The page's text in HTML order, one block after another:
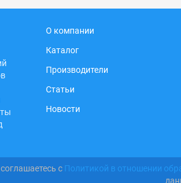
О компании
Каталог
Производители
Статьи
Новости
с Политикой в отношении